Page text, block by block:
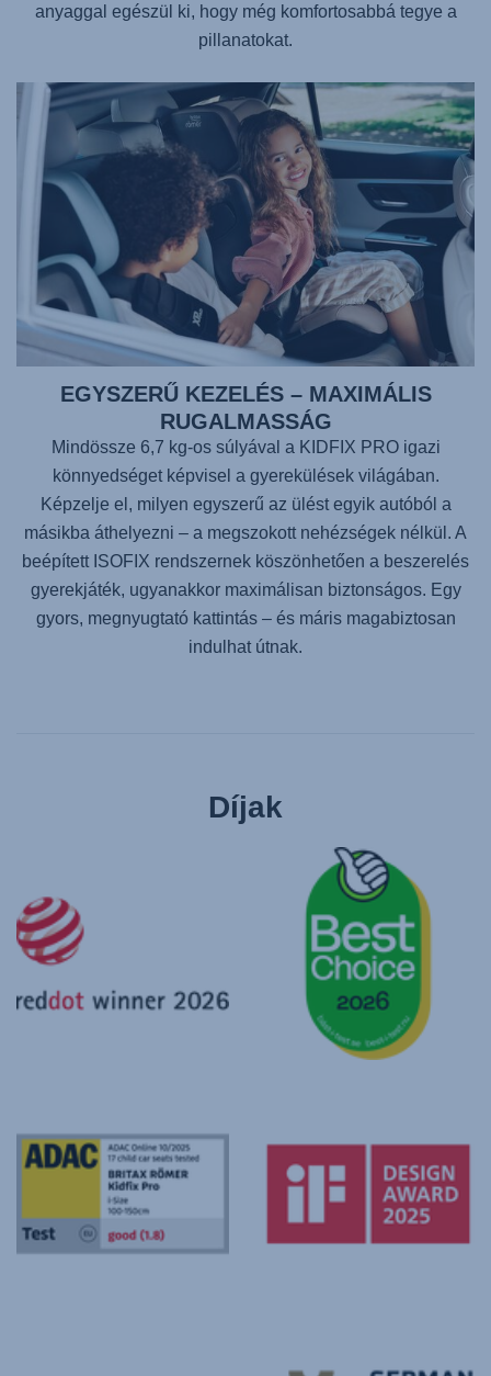
anyaggal egészül ki, hogy még komfortosabbá tegye a
pillanatokat.
EGYSZERŰ KEZELÉS – MAXIMÁLIS
RUGALMASSÁG
Mindössze 6,7 kg-os súlyával a KIDFIX PROigazi
könnyedséget képvisel a gyerekülések világában.
Képzelje el, milyen egyszerű az ülést egyik autóból a
másikba áthelyezni – a megszokott nehézségek nélkül. A
beépített ISOFIX rendszernek köszönhetően a beszerelés
gyerekjáték, ugyanakkor maximálisan biztonságos. Egy
gyors, megnyugtató kattintás – és máris magabiztosan
indulhat útnak.
Díjak